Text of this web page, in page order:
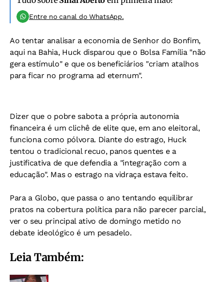
Entre no canal do WhatsApp.
Ao tentar analisar a economia de Senhor do Bonfim,
aqui na Bahia, Huck disparou que o Bolsa Família "não
gera estímulo" e que os beneficiários "criam atalhos
para ficar no programa ad eternum".
Dizer que o pobre sabota a própria autonomia
financeira é um clichê de elite que, em ano eleitoral,
funciona como pólvora. Diante do estrago, Huck
tentou o tradicional recuo, panos quentes e a
justificativa de que defendia a "integração com a
educação". Mas o estrago na vidraça estava feito.
Para a Globo, que passa o ano tentando equilibrar
pratos na cobertura política para não parecer parcial,
ver o seu principal ativo de domingo metido no
debate ideológico é um pesadelo.
Leia Também: